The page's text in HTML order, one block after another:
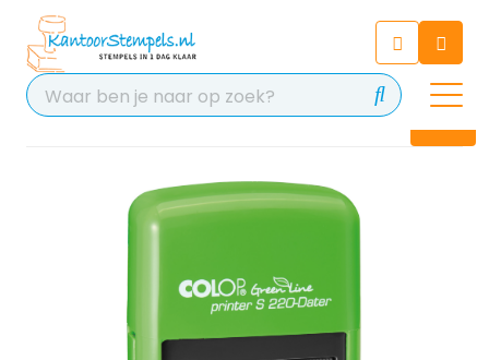
Chat 24/7 met onze chatbot
voor hulp
Contact